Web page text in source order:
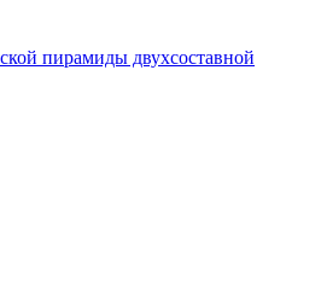
пирамиды двухсоставной